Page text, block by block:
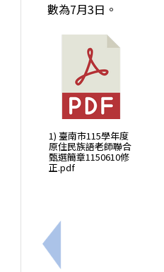
上一筆：本校五專優
數為7月3日。
1) 臺南市115學年度
原住民族語老師聯合
甄選簡章1150610修
正.pdf